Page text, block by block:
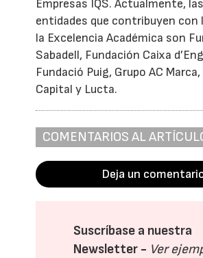
Empresas IQS. Actualmente,
entidades que contribuyen con
la Excelencia Académica son
Sabadell, Fundación Caixa
Fundació Puig, Grupo AC
Capital y Lucta.
COMENTARIOS AL
Deja un
Suscríbase a nuestra
Newsletter - Ver